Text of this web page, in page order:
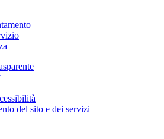
del sito e dei servizi